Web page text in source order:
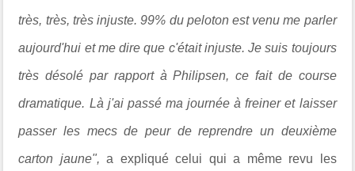
très, très, très injuste. 99% du peloton est venu me parler
aujourd'hui et me dire que c'était injuste. Je suis toujours
très désolé par rapport à Philipsen, ce fait de course
dramatique. Là j'ai passé ma journée à freiner et laisser
passer les mecs de peur de reprendre un deuxième
carton jaune", a expliqué celui qui a même revu les